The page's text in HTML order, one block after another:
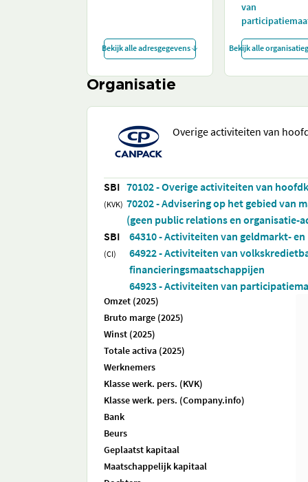
Bekijk alle adresgegevens
van
Bekijk alle
Organisatie
Overige activiteiten van
SBI
(KVK)
70102 - Overige activiteiten van
70202 - Advisering op het gebied van
(geen public relations en organisatie-
SBI
(CI)
64310 - Activiteiten van geldmarkt-
64922 - Activiteiten van
financieringsmaatschappijen
64923 - Activiteiten van
Omzet (2025)
Bruto marge (2025)
Winst (2025)
Totale activa (2025)
Werknemers
Klasse werk. pers. (KVK)
Klasse werk. pers. (Company.info)
Bank
Beurs
Geplaatst kapitaal
Maatschappelijk kapitaal